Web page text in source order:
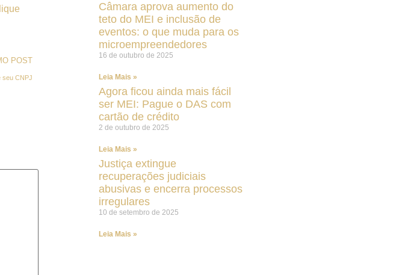
POST
seu CNPJ
Câmara aprova aumento do
teto do MEI e inclusão de
eventos: o que muda para os
microempreendedores
16 de outubro de 2025
Leia Mais »
Agora ficou ainda mais fácil
ser MEI: Pague o DAS com
cartão de crédito
2 de outubro de 2025
Leia Mais »
Justiça extingue
recuperações judiciais
abusivas e encerra processos
irregulares
10 de setembro de 2025
Leia Mais »